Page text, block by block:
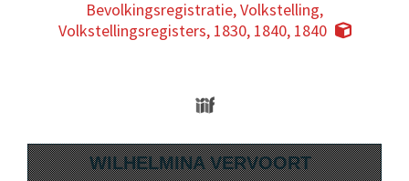
Bevolkingsregistratie, Volkstelling,
Volkstellingsregisters, 1830, 1840, 1840
Skip to downloads and alternative
Media Viewer
WILHELMINA VERVOORT